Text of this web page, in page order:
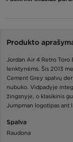
Produkto
Jordan Air 4 Retro Toro
lenktynėms. Šis 2013
Cement Grey spalvų
nubuko. Vidpadyje
žingsnyje, o klasikinis
Jumpman logotipas ant
Spalva
Raudona